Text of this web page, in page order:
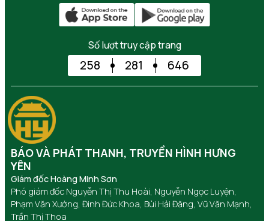
Số lượt truy cập trang
258 281 646
BÁO VÀ PHÁT THANH, TRUYỀN HÌNH HƯNG
YÊN
Giám đốc Hoàng Minh Sơn
Phó giám đốc Nguyễn Thị Thu Hoài, Nguyễn Ngọc Luyện,
Phạm Văn Xướng, Đinh Đức Khoa, Bùi Hải Đăng, Vũ Văn Mạnh,
Trần Thị Thoa